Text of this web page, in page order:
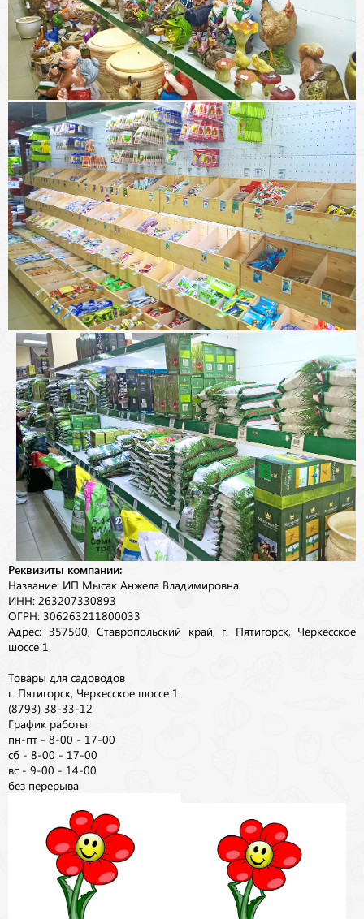
Реквизиты компании:
Название: ИП Мысак Анжела Владимировна
ИНН: 263207330893
ОГРН: 306263211800033
Адрес: 357500, Ставропольский край, г. Пятигорск, Черкесское
шоссе 1
Товары для садоводов
г. Пятигорск, Черкесское шоссе 1
(8793) 38-33-12
График работы:
пн-пт - 8-00 - 17-00
сб - 8-00 - 17-00
вс - 9-00 - 14-00
без перерыва